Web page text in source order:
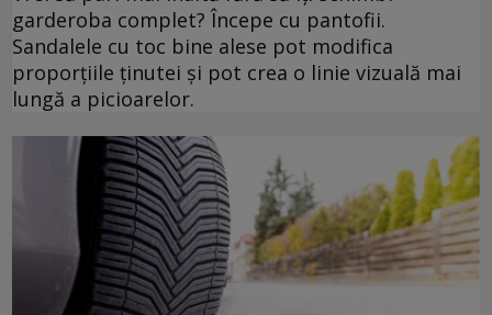
garderoba complet? Începe cu pantofii.
Sandalele cu toc bine alese pot modifica
proporțiile ținutei și pot crea o linie vizuală mai
lungă a picioarelor.